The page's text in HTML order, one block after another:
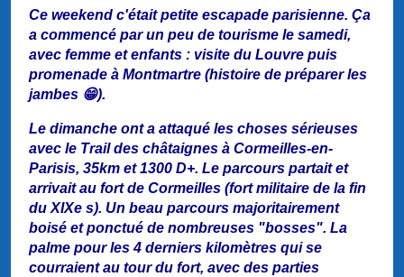
Ce weekend c'était petite escapade parisienne. Ça
a commencé par un peu de tourisme le samedi,
avec femme et enfants : visite du Louvre puis
promenade à Montmartre (histoire de préparer les
jambes 😁).
Le dimanche ont a attaqué les choses sérieuses
avec le Trail des châtaignes à Cormeilles-en-
Parisis, 35km et 1300 D+. Le parcours partait et
arrivait au fort de Cormeilles (fort militaire de la fin
du XIXe s). Un beau parcours majoritairement
boisé et ponctué de nombreuses "bosses". La
palme pour les 4 derniers kilomètres qui se
courraient au tour du fort, avec des parties